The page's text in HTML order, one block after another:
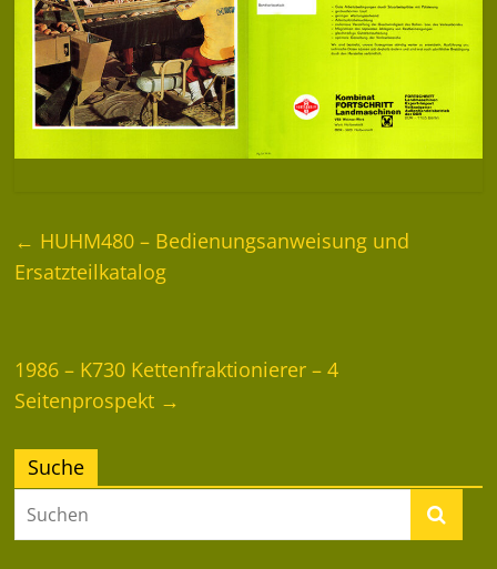
← HUHM480 – Bedienungsanweisung und
Ersatzteilkatalog
1986 – K730 Kettenfraktionierer – 4
Seitenprospekt →
Suche